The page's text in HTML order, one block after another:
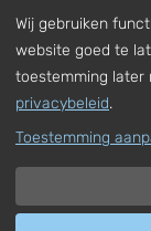
Naar
, Uw adres
Wij gebruiken
website goed te
toestemming later
privacybeleid.
Toestemming